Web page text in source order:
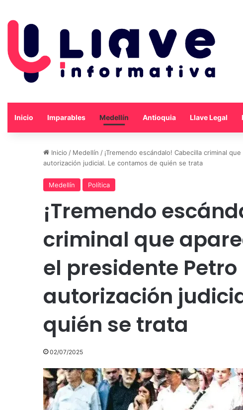
Inicio Imparables Medellín Antioquia Llave Legal
Inicio / Medellín / ¡Tremendo escándalo! Cabecilla criminal
autorización judicial. Le contamos de quién se trata
Medellín Política
¡Tremendo
criminal que
el presidente
autorización
quién se trata
02/07/2025